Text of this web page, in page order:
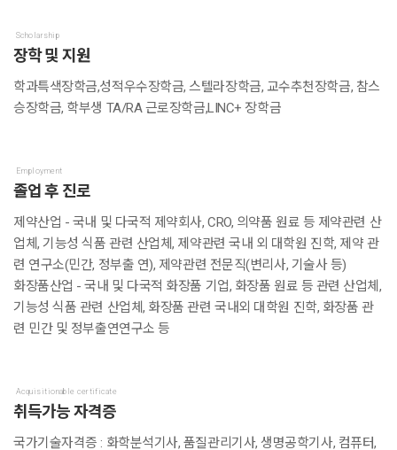
Scholarship
장학 및 지원
학과특색장학금,성적우수장학금, 스텔라장학금, 교수추천장학금, 참스
승장학금, 학부생 TA/RA 근로장학금,LINC+ 장학금
Employment
졸업 후 진로
제약산업 - 국내 및 다국적 제약회사, CRO, 의약품 원료 등 제약관련 산
업체, 기능성 식품 관련 산업체, 제약관련 국내 외 대학원 진학, 제약 관
련 연구소(민간, 정부출 연), 제약관련 전문직(변리사, 기술사 등)
화장품산업 - 국내 및 다국적 화장품 기업, 화장품 원료 등 관련 산업체,
기능성 식품 관련 산업체, 화장품 관련 국내외 대학원 진학, 화장품 관
련 민간 및 정부출연연구소 등
Acquisitionable certificate
취득가능 자격증
국가기술자격증 : 화학분석기사, 품질관리기사, 생명공학기사, 컴퓨터,